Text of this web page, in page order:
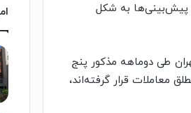
پیش‌بینی‌ها به شکل
طی دوماهه مذکور پنج
معاملات قرار گرفته‌اند،